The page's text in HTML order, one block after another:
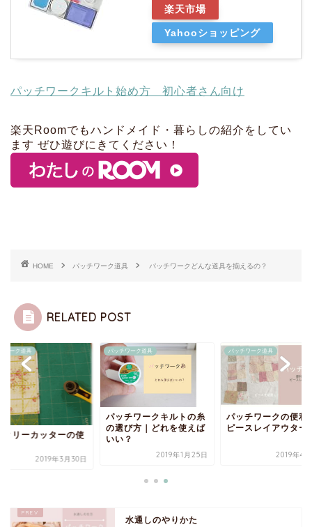
楽天市場
Yahooショッピング
パッチワークキルト始め方 初心者さん向け
楽天Roomでもハンドメイド・暮らしの紹介をしてい
ます ぜひ遊びにきてください！
HOME パッチワーク道具 パッチワークどんな道具を揃えるの？
RELATED POST
ワーク道具
タリーカッターの使
2019年3月30日
パッチワーク道具
パッチワークキルトの糸
の選び方｜どれを使えば
いい？
2019年1月25日
パッチワーク道具
パッチワークの便利
ピースレイアウター
2019年4
水通しのやりかた